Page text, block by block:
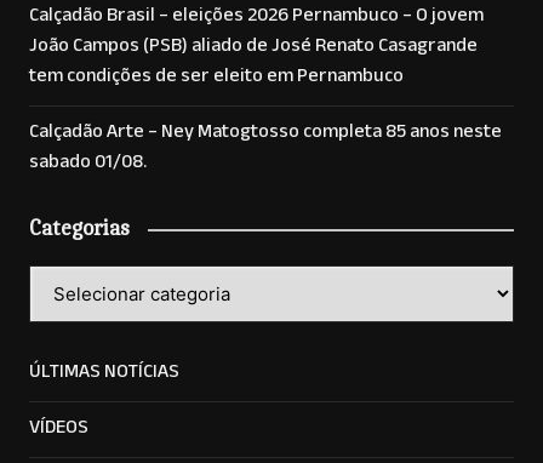
Calçadão Brasil – eleições 2026 Pernambuco – O jovem
João Campos (PSB) aliado de José Renato Casagrande
tem condições de ser eleito em Pernambuco
Calçadão Arte – Ney Matogtosso completa 85 anos neste
sabado 01/08.
Categorias
Categorias
ÚLTIMAS NOTÍCIAS
VÍDEOS